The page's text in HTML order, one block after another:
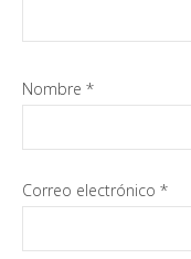
Nombre *
Correo electrónico *